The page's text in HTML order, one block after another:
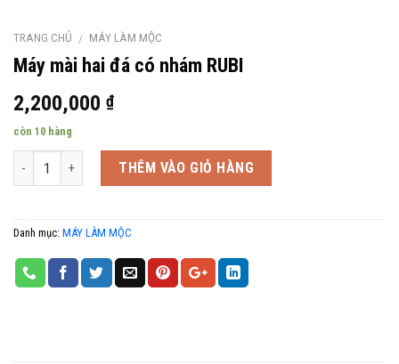
TRANG CHỦ / MÁY LÀM MỘC
Máy mài hai đá có nhám RUBI
2,200,000 ₫
còn 10 hàng
Số lượng THÊM VÀO GIỎ HÀNG
Danh mục: MÁY LÀM MỘC